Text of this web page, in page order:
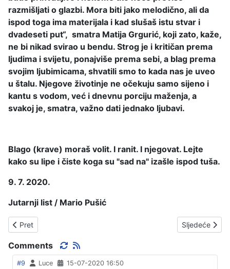
razmišljati o glazbi. Mora biti jako melodično, ali da
ispod toga ima materijala i kad slušaš istu stvar i
dvadeseti put“, smatra Matija Grgurić, koji zato, kaže,
ne bi nikad svirao u bendu. Strog je i kritičan prema
ljudima i svijetu, ponajviše prema sebi, a blag prema
svojim ljubimicama, shvatili smo to kada nas je uveo
u štalu. Njegove životinje ne očekuju samo sijeno i
kantu s vodom, već i dnevnu porciju maženja, a
svakoj je, smatra, važno dati jednako ljubavi.
Blago (krave) moraš volit. I ranit. I njegovat. Lejte
kako su lipe i čiste koga su "sad na" izašle ispod tuša.
9. 7. 2020.
Jutarnji list / Mario Pušić
Prethodni članak: PRED PET GODINA - ARSENOV "ODLAZAK"
Pret Sljedeći
Sljedeće
Comments
#9 Luce 15-07-2020 16:50